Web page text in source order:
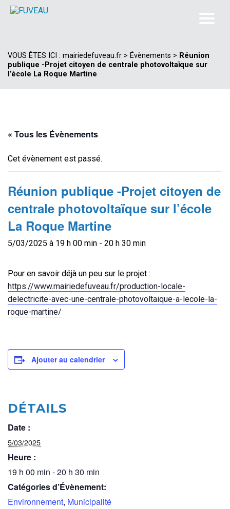
VOUS ÊTES ICI : mairiedefuveau.fr > Évènements > Réunion
publique -Projet citoyen de centrale photovoltaïque sur
l’école La Roque Martine
« Tous les Évènements
Cet évènement est passé.
Réunion publique -Projet citoyen de
centrale photovoltaïque sur l’école
La Roque Martine
5/03/2025 à 19 h 00 min - 20 h 30 min
Pour en savoir déjà un peu sur le projet :
https://www.mairiedefuveau.fr/production-locale-
delectricite-avec-une-centrale-photovoltaique-a-lecole-la-
roque-martine/
Ajouter au calendrier
DÉTAILS
Date :
5/03/2025
Heure :
19 h 00 min - 20 h 30 min
Catégories d’Évènement:
Environnement, Municipalité